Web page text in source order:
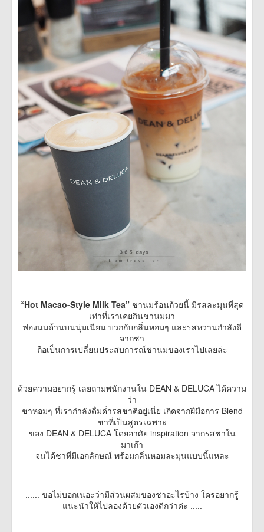
“Hot Macao-Style Milk Tea” ชานมร้อนถ้วยนี้ มีรสละมุนที่สุด
เท่าที่เราเคยกินชานมมา
ฟองนมด้านบนนุ่มเนียน บวกกับกลิ่นหอมๆ และรสหวานกำลังดี
จากชา
ถือเป็นการเปลี่ยนประสบการณ์ชานมของเราไปเลยล่ะ
ด้วยความอยากรู้ เลยถามพนักงานใน DEAN & DELUCA ได้ความ
ว่า
ชาหอมๆ ที่เรากำลังดื่มด่ำรสชาติอยู่เนี่ย เกิดจากฝีมือการ Blend
ชาที่เป็นสูตรเฉพาะ
ของ DEAN & DELUCA โดยอาศัย inspiration จากรสชาใน
มาเก๊า
จนได้ชาที่มีเอกลักษณ์ พร้อมกลิ่นหอมละมุนแบบนี้แหละ
...... ขอไม่บอกเนอะว่ามีส่วนผสมของชาอะไรบ้าง ใครอยากรู้
แนะนำให้ไปลองด้วยตัวเองดีกว่าค่ะ .....